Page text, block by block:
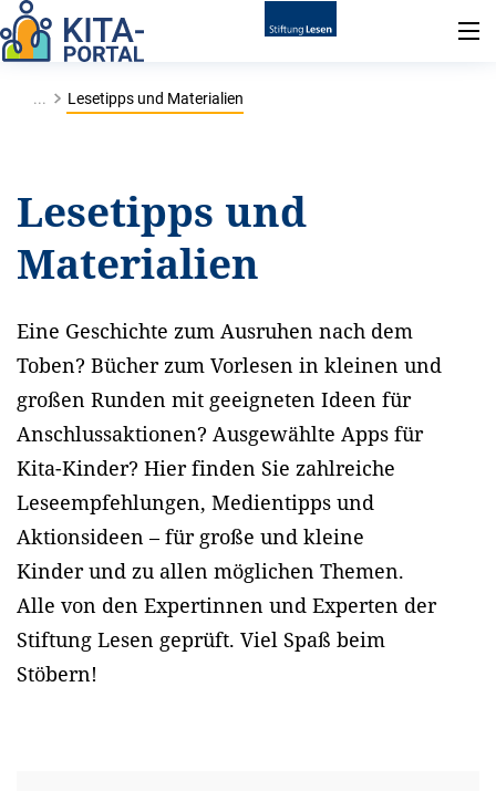
... Lesetipps und Materialien
Lesetipps und
Materialien
Eine Geschichte zum Ausruhen nach dem
Toben? Bücher zum Vorlesen in kleinen und
großen Runden mit geeigneten Ideen für
Anschlussaktionen? Ausgewählte Apps für
Kita-Kinder? Hier finden Sie zahlreiche
Leseempfehlungen, Medientipps und
Aktionsideen – für große und kleine
Kinder und zu allen möglichen Themen.
Alle von den Expertinnen und Experten der
Stiftung Lesen geprüft. Viel Spaß beim
Stöbern!